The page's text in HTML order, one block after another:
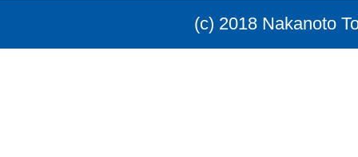
(c) 2018 Nakanoto